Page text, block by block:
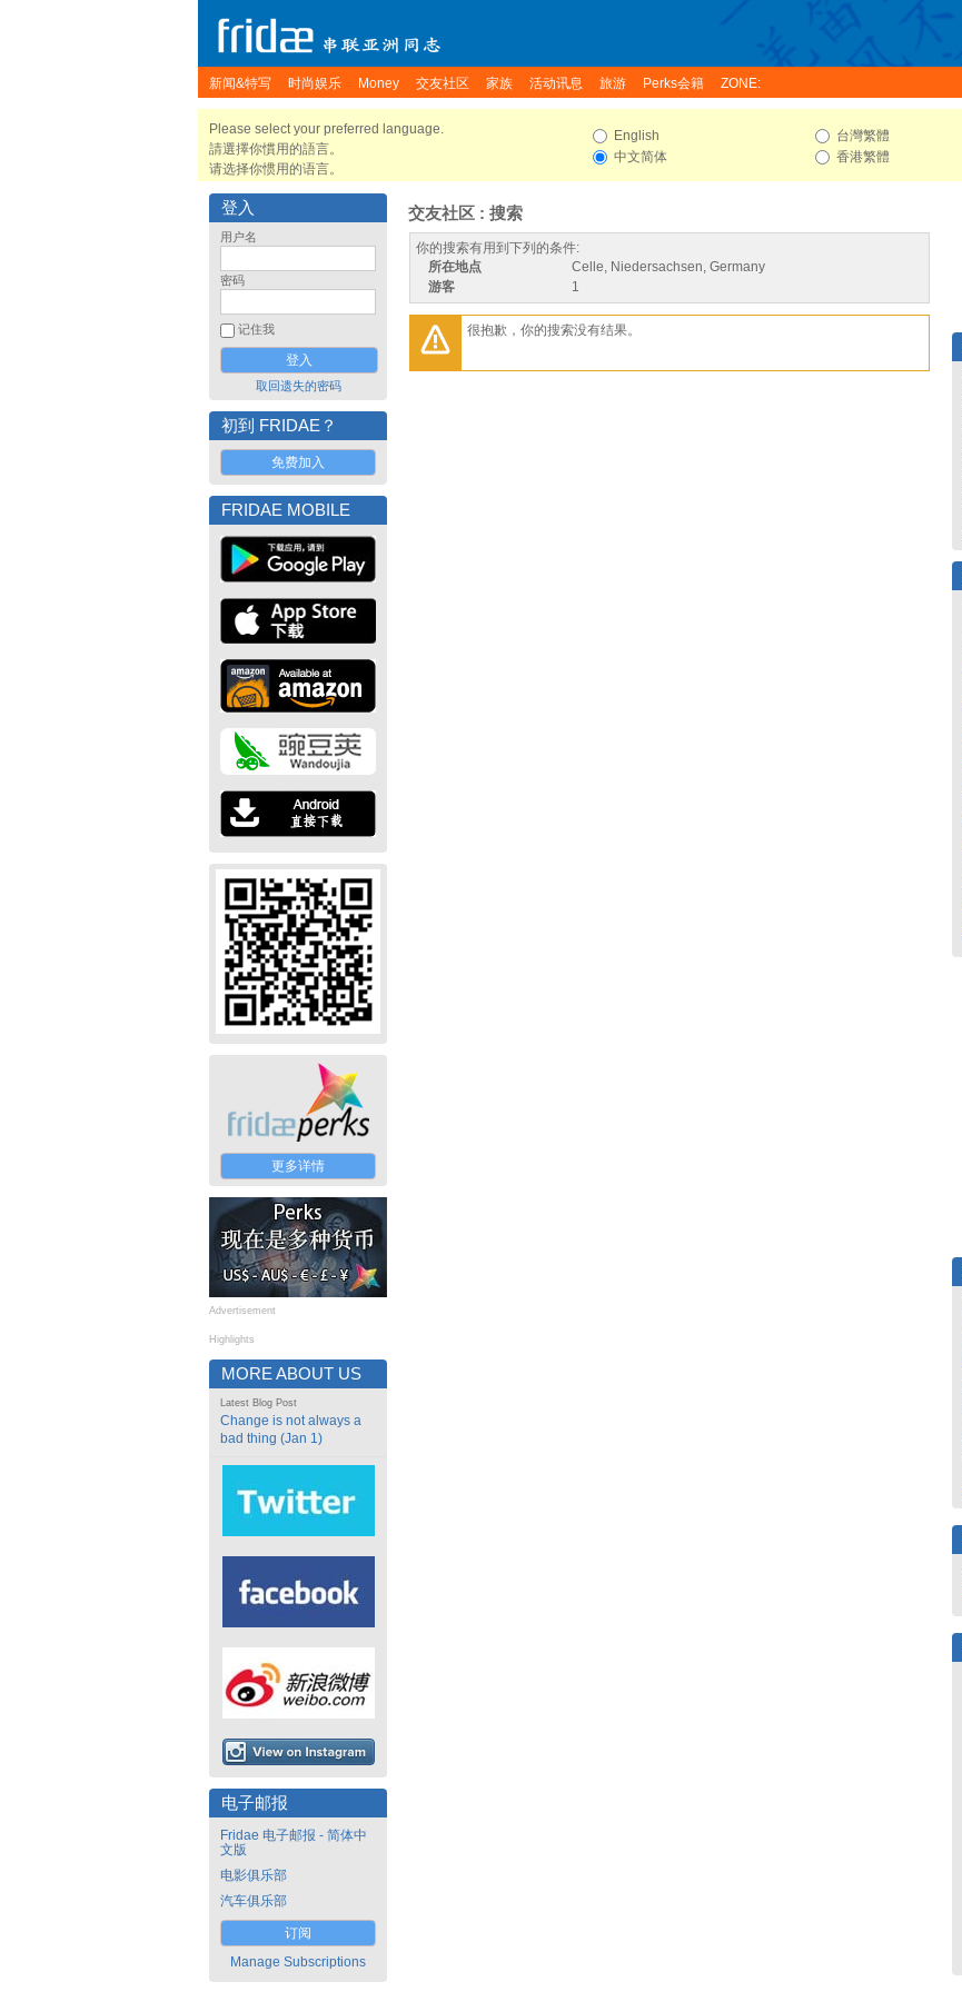
新闻&特写 时尚娱乐 Money 交友社区 家族 活动讯息 旅游 Perks会籍 ZONE:
Please select your preferred language.
請選擇你慣用的語言。
请选择你惯用的语言。
English
中文简体
台灣繁體
香港繁體
登入
用户名
密码
记住我
取回遗失的密码
初到 FRIDAE？
免费加入
FRIDAE MOBILE
更多详情
Advertisement
Highlights
MORE ABOUT US
Latest Blog Post
Change is not always a
bad thing (Jan 1)
电子邮报
Fridae 电子邮报 - 简体中
文版
电影俱乐部
汽车俱乐部
订阅
Manage Subscriptions
交友社区 : 搜索
你的搜索有用到下列的条件:
所在地点
Celle, Niedersachsen, Germany
游客
1
很抱歉，你的搜索没有结果。